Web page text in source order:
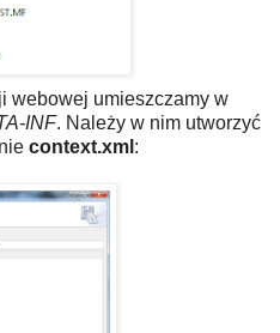
webowej umieszczamy w
INF. Należy w nim utworzyć
context.xml :